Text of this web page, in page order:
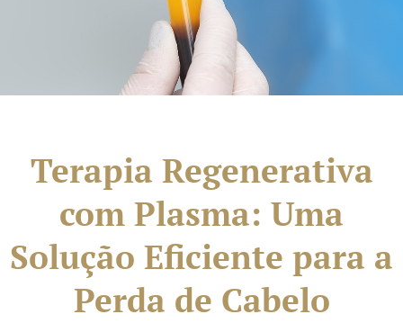
Terapia Regenerativa
com Plasma: Uma
Solução Eficiente para a
Perda de Cabelo